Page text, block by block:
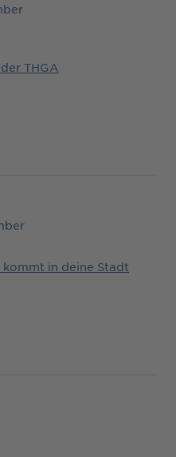
THGA
kommt in deine Stadt